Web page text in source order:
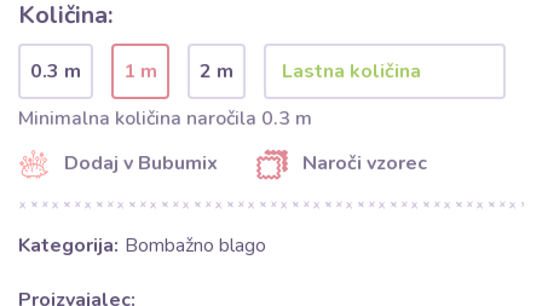
Količina:
0.3 m 1 m
2 m
Minimalna količina naročila 0.3 m
Dodaj v Bubumix
Naroči vzorec
Kategorija: Bombažno blago
Proizvajalec: